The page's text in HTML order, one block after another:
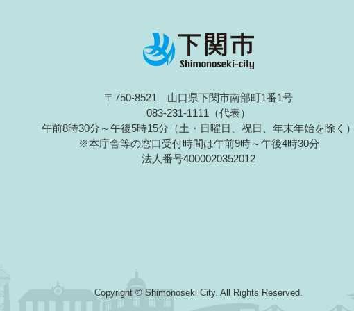
〒750-8521 山口県下関市南部町1番1号
083-231-1111（代表）
午前8時30分～午後5時15分（土・日曜日、祝日、年末年始を除く
※本庁舎等の窓口受付時間は午前9時～午後4時30分
法人番号4000020352012
Copyright © Shimonoseki City. All Rights Reserved.